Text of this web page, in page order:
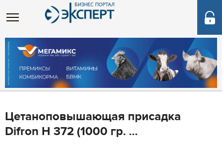
Цетаноповышающая присадка
Difron H 372 (1000 гр. ...